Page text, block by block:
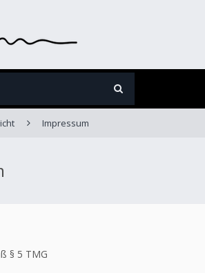
Impressum
§ 5 TMG